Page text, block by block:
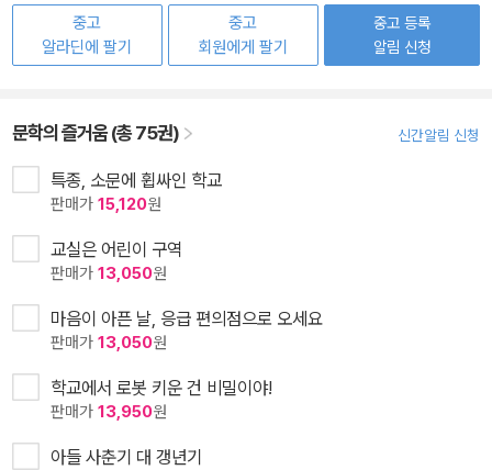
중고
알라딘에 팔기
중고
회원에게 팔기
중고 등록
알림 신청
문학의 즐거움 (총 75권) 신간알림 신청
특종, 소문에 휩싸인 학교
판매가 15,120원
교실은 어린이 구역
판매가 13,050원
마음이 아픈 날, 응급 편의점으로 오세요
판매가 13,050원
학교에서 로봇 키운 건 비밀이야!
판매가 13,950원
아들 사춘기 대 갱년기